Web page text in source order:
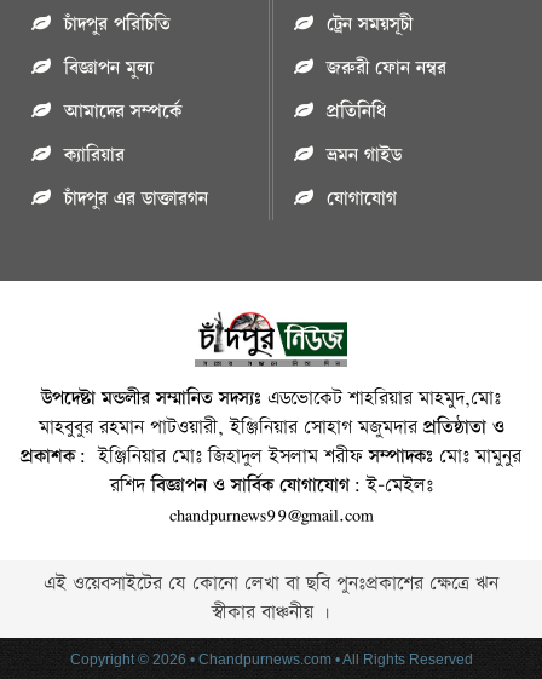
চাঁদপুর পরিচিতি
বিজ্ঞাপন মুল্য
আমাদের সম্পর্কে
ক্যারিয়ার
চাঁদপুর এর ডাক্তারগন
ট্রেন সময়সূচী
জরুরী ফোন নম্বর
প্রতিনিধি
ভ্রমন গাইড
যোগাযোগ
উপদেষ্টা মন্ডলীর সম্মানিত সদস্যঃ এডভোকেট শাহরিয়ার মাহমুদ,মোঃ
মাহবুবুর রহমান পাটওয়ারী, ইঞ্জিনিয়ার সোহাগ মজুমদারপ্রতিষ্ঠাতা ও
প্রকাশক: ইঞ্জিনিয়ার মোঃ জিহাদুল ইসলাম শরীফসম্পাদকঃ মোঃ মামুনুর
রশিদবিজ্ঞাপন ও সার্বিক যোগাযোগ: ই-মেইলঃ
chandpurnews99@gmail.com
এই ওয়েবসাইটের যে কোনো লেখা বা ছবি পুনঃপ্রকাশের ক্ষেত্রে ঋন
স্বীকার বাঞ্চনীয় ।
Copyright © 2026 • Chandpurnews.com • All Rights Reserved